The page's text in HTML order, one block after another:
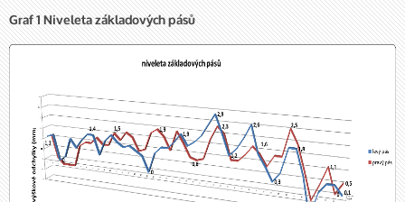
Graf 1 Niveleta základových pásů